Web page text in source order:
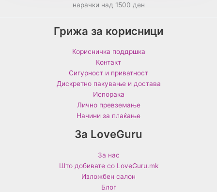
нарачки над 1500 ден
Грижа за корисници
Корисничка поддршка
Контакт
Сигурност и приватност
Дискретно пакување и достава
Испорака
Лично превземање
Начини за плаќање
За LoveGuru
За нас
Што добивате со LoveGuru.mk
Изложбен салон
Блог